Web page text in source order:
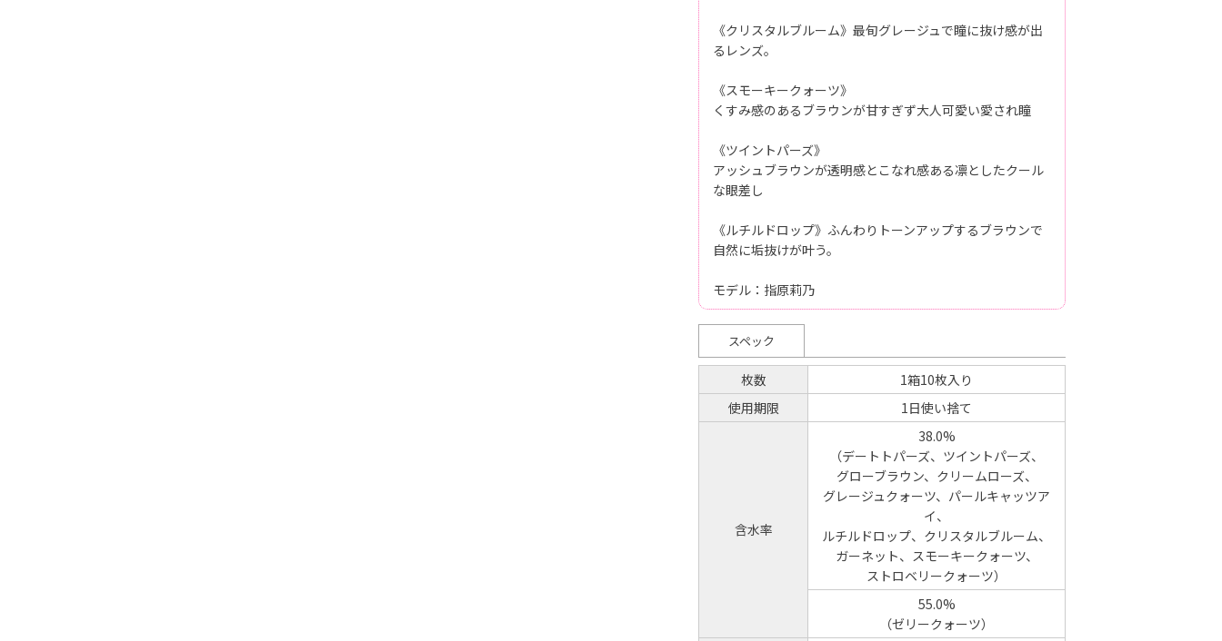
《クリスタルブルーム》最旬グレージュで瞳に抜け感が出
るレンズ。
《スモーキークォーツ》
くすみ感のあるブラウンが甘すぎず大人可愛い愛され瞳
《ツイントパーズ》
アッシュブラウンが透明感とこなれ感ある凛としたクール
な眼差し
《ルチルドロップ》ふんわりトーンアップするブラウンで
自然に垢抜けが叶う。
モデル：指原莉乃
スペック
枚数
1箱10枚入り
使用期限
1日使い捨て
含水率
38.0%
（デートトパーズ、ツイントパーズ、
グローブラウン、クリームローズ、
グレージュクォーツ、パールキャッツア
イ、
ルチルドロップ、クリスタルブルーム、
ガーネット、スモーキークォーツ、
ストロベリークォーツ）
55.0%
（ゼリークォーツ）